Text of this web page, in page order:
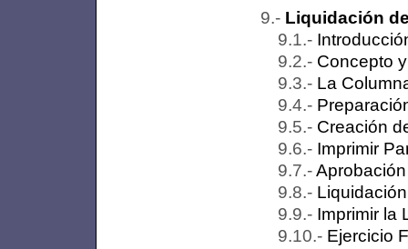
Liquidación
Concepto
La
Creación
Imprimir
Imprimir la
Ejercicio